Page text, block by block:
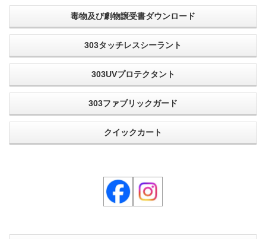
毒物及び劇物譲受書ダウンロード
303タッチレスシーラント
303UVプロテクタント
303ファブリックガード
クイックカート